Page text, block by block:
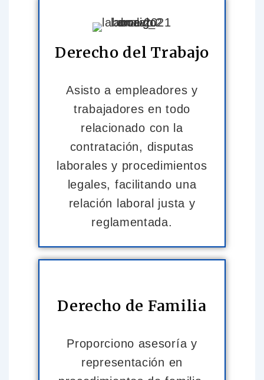
Derecho del Trabajo
Asisto a empleadores y
trabajadores en todo
relacionado con la
contratación, disputas
laborales y procedimientos
legales, facilitando una
relación laboral justa y
reglamentada.
Derecho de Familia
Proporciono asesoría y
representación en